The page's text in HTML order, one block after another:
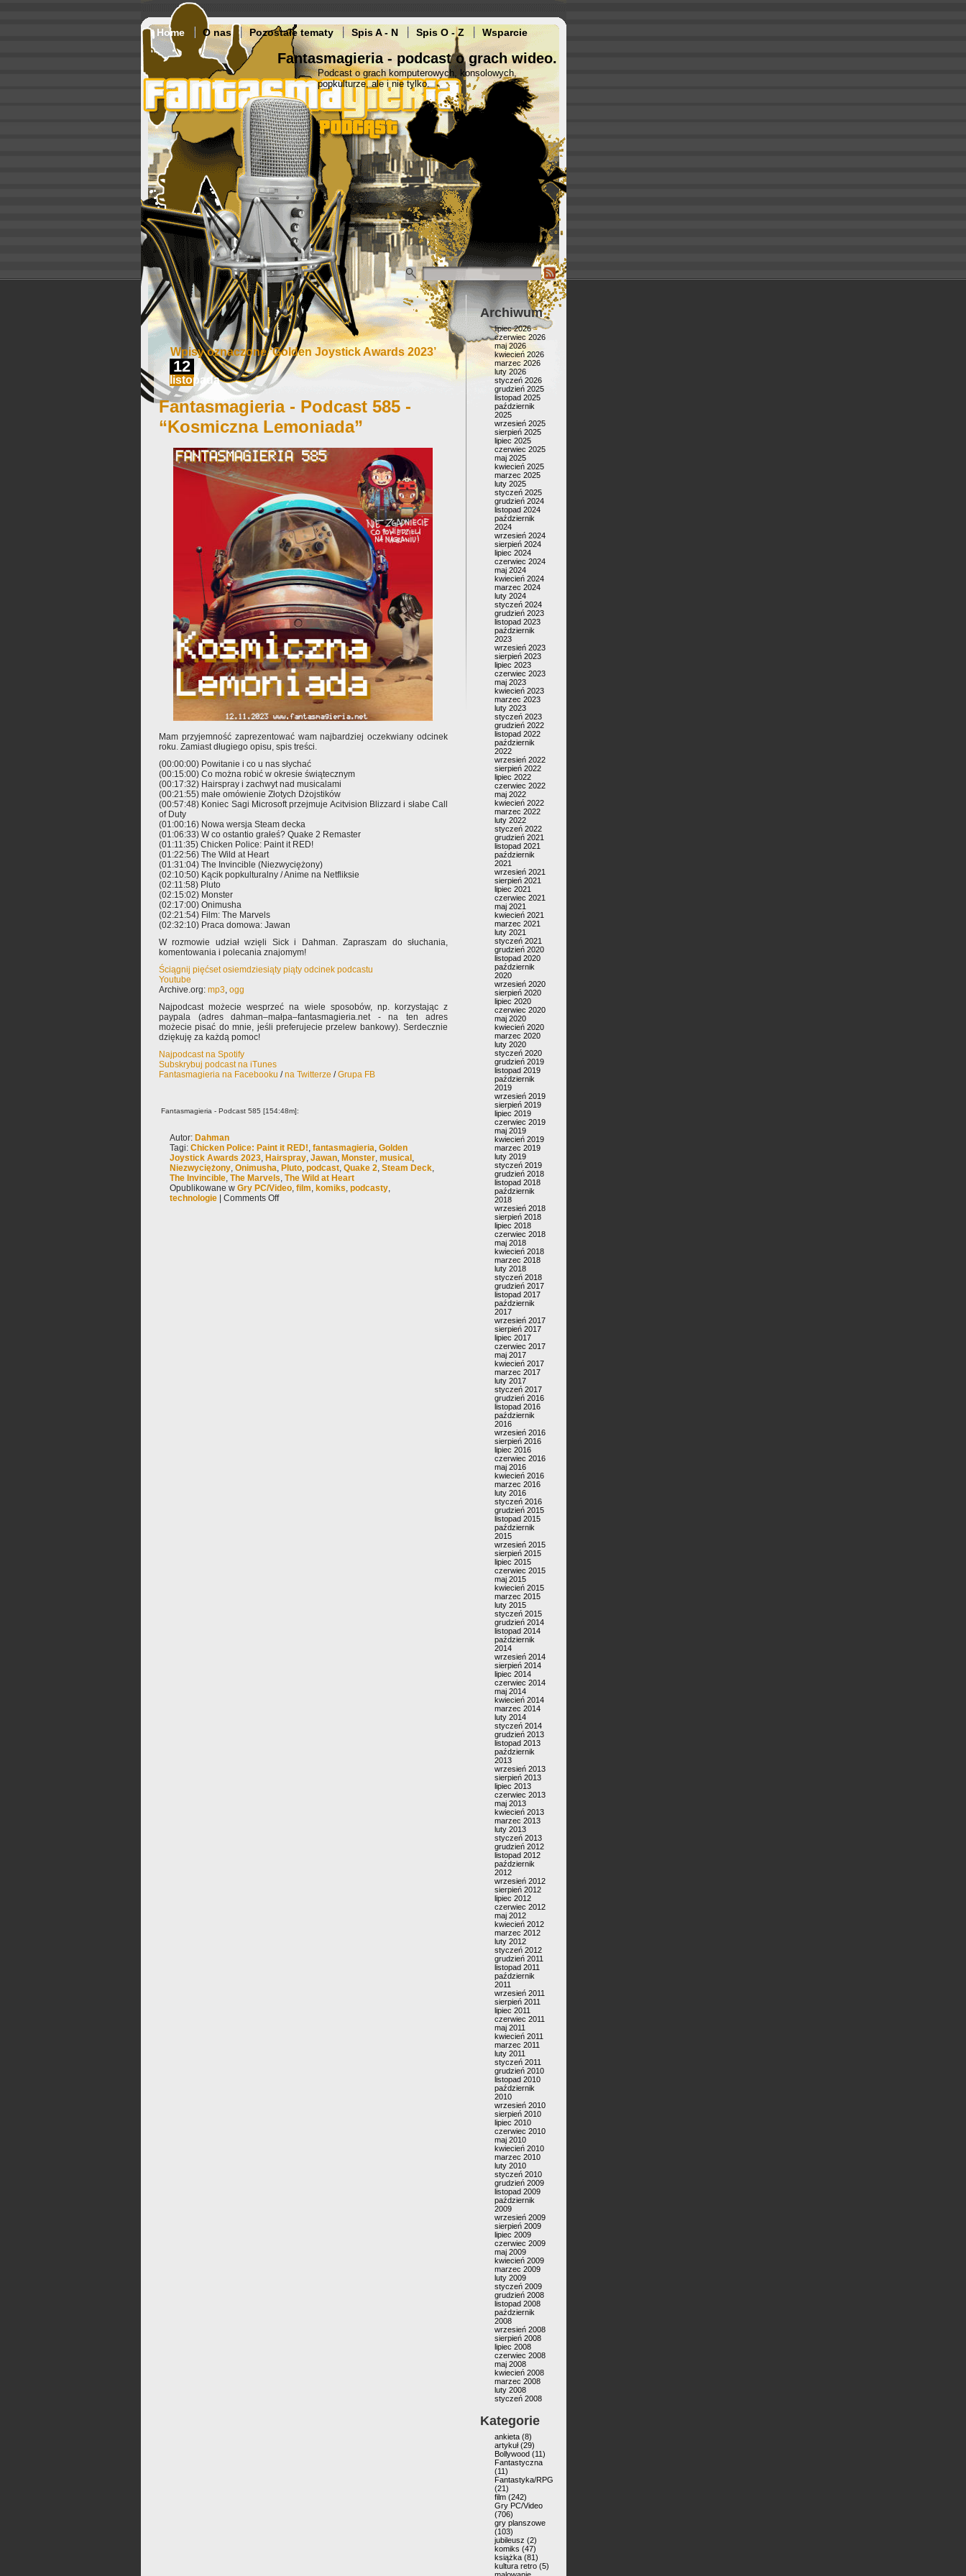
Home O nas Pozostałe tematy Spis A - N Spis O - Z Wsparcie
Fantasmagieria - podcast o grach wideo.
Podcast o grach komputerowych, konsolowych,
popkulturze, ale i nie tylko.
Wpisy oznaczone ‘Golden Joystick Awards 2023’
12
listopada
Fantasmagieria - Podcast 585 -
“Kosmiczna Lemoniada”
Mam przyjemność zaprezentować wam najbardziej oczekwiany odcinek
roku. Zamiast długiego opisu, spis treści.
(00:00:00) Powitanie i co u nas słychać
(00:15:00) Co można robić w okresie świątecznym
(00:17:32) Hairspray i zachwyt nad musicalami
(00:21:55) małe omówienie Złotych Dżojstików
(00:57:48) Koniec Sagi Microsoft przejmuje Acitvision Blizzard i słabe Call
of Duty
(01:00:16) Nowa wersja Steam decka
(01:06:33) W co ostantio grałeś? Quake 2 Remaster
(01:11:35) Chicken Police: Paint it RED!
(01:22:56) The Wild at Heart
(01:31:04) The Invincible (Niezwyciężony)
(02:10:50) Kącik popkulturalny / Anime na Netfliksie
(02:11:58) Pluto
(02:15:02) Monster
(02:17:00) Onimusha
(02:21:54) Film: The Marvels
(02:32:10) Praca domowa: Jawan
W rozmowie udział wzięli Sick i Dahman. Zapraszam do słuchania,
komentowania i polecania znajomym!
Ściągnij pięćset osiemdziesiąty piąty odcinek podcastu
Youtube
Archive.org: mp3, ogg
Najpodcast możecie wesprzeć na wiele sposobów, np. korzystając z
paypala (adres dahman–małpa–fantasmagieria.net - na ten adres
możecie pisać do mnie, jeśli preferujecie przelew bankowy). Serdecznie
dziękuję za każdą pomoc!
Najpodcast na Spotify
Subskrybuj podcast na iTunes
Fantasmagieria na Facebooku /na Twitterze /Grupa FB
Fantasmagieria - Podcast 585 [154:48m]:
Autor: Dahman
Tagi: Chicken Police: Paint it RED!, fantasmagieria, Golden
Joystick Awards 2023, Hairspray, Jawan, Monster, musical ,
Niezwyciężony, Onimusha, Pluto, podcast, Quake 2, Steam Deck,
The Invincible, The Marvels, The Wild at Heart
Opublikowane w Gry PC/Video, film, komiks, podcasty,
technologie
Comments Off
Archiwum
lipiec 2026
czerwiec 2026
maj 2026
kwiecień 2026
marzec 2026
luty 2026
styczeń 2026
grudzień 2025
listopad 2025
październik
2025
wrzesień 2025
sierpień 2025
lipiec 2025
czerwiec 2025
maj 2025
kwiecień 2025
marzec 2025
luty 2025
styczeń 2025
grudzień 2024
listopad 2024
październik
2024
wrzesień 2024
sierpień 2024
lipiec 2024
czerwiec 2024
maj 2024
kwiecień 2024
marzec 2024
luty 2024
styczeń 2024
grudzień 2023
listopad 2023
październik
2023
wrzesień 2023
sierpień 2023
lipiec 2023
czerwiec 2023
maj 2023
kwiecień 2023
marzec 2023
luty 2023
styczeń 2023
grudzień 2022
listopad 2022
październik
2022
wrzesień 2022
sierpień 2022
lipiec 2022
czerwiec 2022
maj 2022
kwiecień 2022
marzec 2022
luty 2022
styczeń 2022
grudzień 2021
listopad 2021
październik
2021
wrzesień 2021
sierpień 2021
lipiec 2021
czerwiec 2021
maj 2021
kwiecień 2021
marzec 2021
luty 2021
styczeń 2021
grudzień 2020
listopad 2020
październik
2020
wrzesień 2020
sierpień 2020
lipiec 2020
czerwiec 2020
maj 2020
kwiecień 2020
marzec 2020
luty 2020
styczeń 2020
grudzień 2019
listopad 2019
październik
2019
wrzesień 2019
sierpień 2019
lipiec 2019
czerwiec 2019
maj 2019
kwiecień 2019
marzec 2019
luty 2019
styczeń 2019
grudzień 2018
listopad 2018
październik
2018
wrzesień 2018
sierpień 2018
lipiec 2018
czerwiec 2018
maj 2018
kwiecień 2018
marzec 2018
luty 2018
styczeń 2018
grudzień 2017
listopad 2017
październik
2017
wrzesień 2017
sierpień 2017
lipiec 2017
czerwiec 2017
maj 2017
kwiecień 2017
marzec 2017
luty 2017
styczeń 2017
grudzień 2016
listopad 2016
październik
2016
wrzesień 2016
sierpień 2016
lipiec 2016
czerwiec 2016
maj 2016
kwiecień 2016
marzec 2016
luty 2016
styczeń 2016
grudzień 2015
listopad 2015
październik
2015
wrzesień 2015
sierpień 2015
lipiec 2015
czerwiec 2015
maj 2015
kwiecień 2015
marzec 2015
luty 2015
styczeń 2015
grudzień 2014
listopad 2014
październik
2014
wrzesień 2014
sierpień 2014
lipiec 2014
czerwiec 2014
maj 2014
kwiecień 2014
marzec 2014
luty 2014
styczeń 2014
grudzień 2013
listopad 2013
październik
2013
wrzesień 2013
sierpień 2013
lipiec 2013
czerwiec 2013
maj 2013
kwiecień 2013
marzec 2013
luty 2013
styczeń 2013
grudzień 2012
listopad 2012
październik
2012
wrzesień 2012
sierpień 2012
lipiec 2012
czerwiec 2012
maj 2012
kwiecień 2012
marzec 2012
luty 2012
styczeń 2012
grudzień 2011
listopad 2011
październik
2011
wrzesień 2011
sierpień 2011
lipiec 2011
czerwiec 2011
maj 2011
kwiecień 2011
marzec 2011
luty 2011
styczeń 2011
grudzień 2010
listopad 2010
październik
2010
wrzesień 2010
sierpień 2010
lipiec 2010
czerwiec 2010
maj 2010
kwiecień 2010
marzec 2010
luty 2010
styczeń 2010
grudzień 2009
listopad 2009
październik
2009
wrzesień 2009
sierpień 2009
lipiec 2009
czerwiec 2009
maj 2009
kwiecień 2009
marzec 2009
luty 2009
styczeń 2009
grudzień 2008
listopad 2008
październik
2008
wrzesień 2008
sierpień 2008
lipiec 2008
czerwiec 2008
maj 2008
kwiecień 2008
marzec 2008
luty 2008
styczeń 2008
Kategorie
ankieta (8)
artykuł(29)
Bollywood (11)
Fantastyczna
(11)
Fantastyka/RPG
(21)
film (242)
Gry PC/Video
(706)
gry planszowe
(103)
jubileusz (2)
komiks (47)
książka (81)
kultura retro (5)